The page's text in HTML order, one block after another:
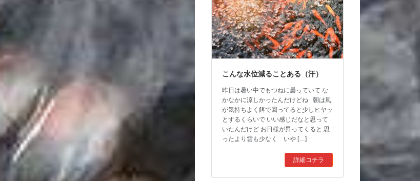
こんな水位減ることある（汗）
昨日は暑い中でもつねに曇っていて な
かなかに涼しかったんだけどね 朝は風
が気持ちよく餌で回ってると少しヒヤッ
とするくらいで いい感じだなと思って
いたんだけど お日様が昇ってくると 思
ったより雲も少なく いや […]
詳細コチラ